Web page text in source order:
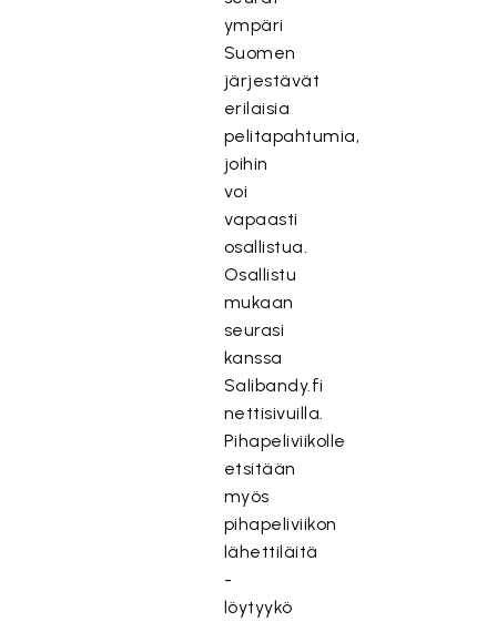
ympäri
Suomen
järjestävät
erilaisia
pelitapahtumia,
joihin
voi
vapaasti
osallistua.
Osallistu
mukaan
seurasi
kanssa
Salibandy.fi
nettisivuilla.
Pihapeliviikolle
etsitään
myös
pihapeliviikon
lähettiläitä
-
löytyykö